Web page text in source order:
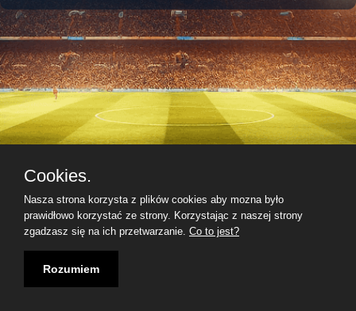
Cookies.
Nasza strona korzysta z plików cookies aby mozna było
prawidłowo korzystać ze strony. Korzystając z naszej strony
zgadzasz się na ich przetwarzanie. Co to jest?
Rozumiem